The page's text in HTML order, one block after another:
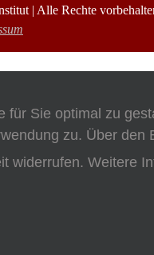
| Alle Rechte
für Sie optimal zu
zu. Über
widerrufen. Weitere